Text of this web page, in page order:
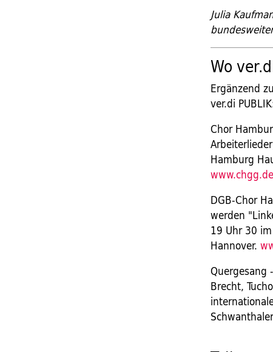
Julia
Wo
Ergänzend
ver.di
Chor
Hamburg
www.chgg.de
DGB-Chor
werden
19 Uhr 30
Hannover.
Quergesang
Brecht,